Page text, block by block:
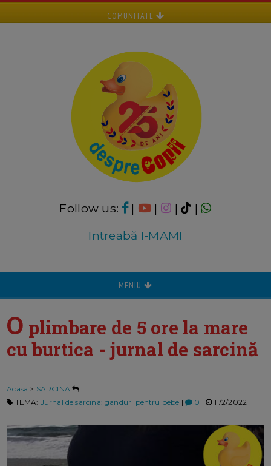
COMUNITATE
Follow us: | | |
|
Intreabă I-MAMI
MENIU
O plimbare de 5 ore la mare
cu burtica - jurnal de sarcină
Acasa > SARCINA
TEMA: Jurnal de sarcina: ganduri pentru bebe | 0 | 11/2/2022